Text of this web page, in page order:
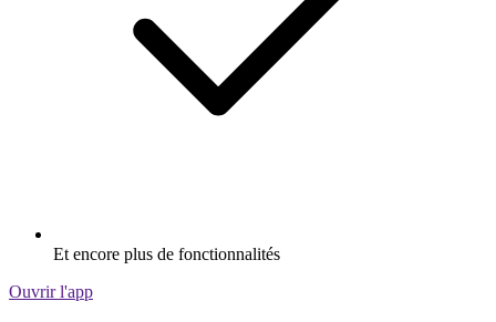
Et encore plus de fonctionnalités
Ouvrir l'app